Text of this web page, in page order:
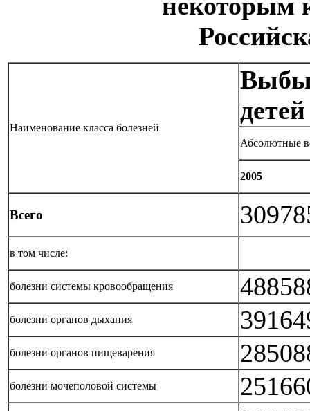
Наименование класса болезней
Абсолютные
2005
Всего
в том числе:
болезни системы кровообращения
болезни органов дыхания
болезни органов пищеварения
болезни мочеполовой системы